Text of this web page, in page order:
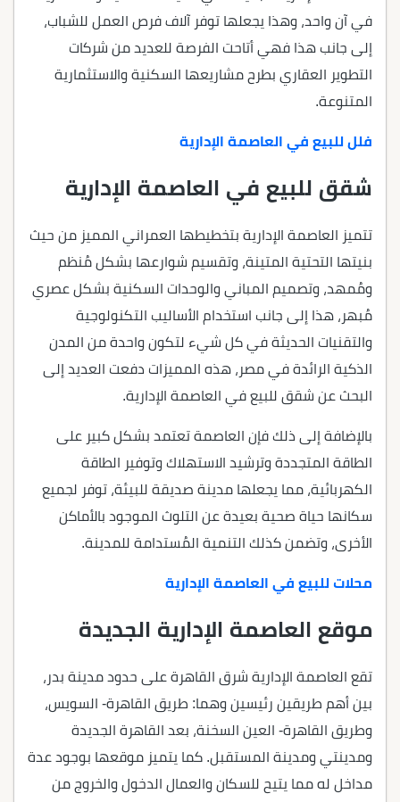
في آن واحد، وهذا يجعلها توفر آلاف فرص العمل للشباب،
إلى جانب هذا فهي أتاحت الفرصة للعديد من شركات
التطوير العقاري بطرح مشاريعها السكنية والاستثمارية
المتنوعة.
فلل للبيع في العاصمة الإدارية
شقق للبيع في العاصمة الإدارية
تتميز العاصمة الإدارية بتخطيطها العمراني المميز من حيث
بنيتها التحتية المتينة، وتقسيم شوارعها بشكل مُنظم
ومُمهد، وتصميم المباني والوحدات السكنية بشكل عصري
مُبهر، هذا إلى جانب استخدام الأساليب التكنولوجية
والتقنيات الحديثة في كل شيء لتكون واحدة من المدن
الذكية الرائدة في مصر، هذه المميزات دفعت العديد إلى
البحث عن شقق للبيع في العاصمة الإدارية.
بالإضافة إلى ذلك فإن العاصمة تعتمد بشكل كبير على
الطاقة المتجددة وترشيد الاستهلاك وتوفير الطاقة
الكهربائية، مما يجعلها مدينة صديقة للبيئة، توفر لجميع
سكانها حياة صحية بعيدة عن التلوث الموجود بالأماكن
الأخرى، وتضمن كذلك التنمية المُستدامة للمدينة.
محلات للبيع في العاصمة الإدارية
موقع العاصمة الإدارية الجديدة
تقع العاصمة الإدارية شرق القاهرة على حدود مدينة بدر،
بين أهم طريقين رئيسين وهما: طريق القاهرة- السويس،
وطريق القاهرة- العين السخنة، بعد القاهرة الجديدة
ومدينتي ومدينة المستقبل. كما يتميز موقعها بوجود عدة
مداخل له مما يتيح للسكان والعمال الدخول والخروج من